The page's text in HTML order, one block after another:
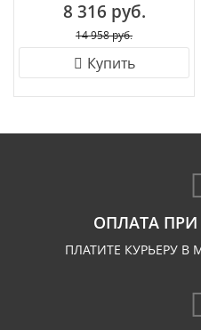
8 316 руб.
14 958 руб.
Купить
ОПЛАТА
ПЛАТИТЕ КУРЬЕРУ